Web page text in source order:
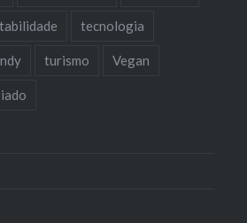
tecnologia
turismo Vegan